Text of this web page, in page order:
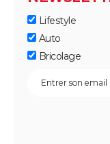
Lifestyle
Auto
Bricolage